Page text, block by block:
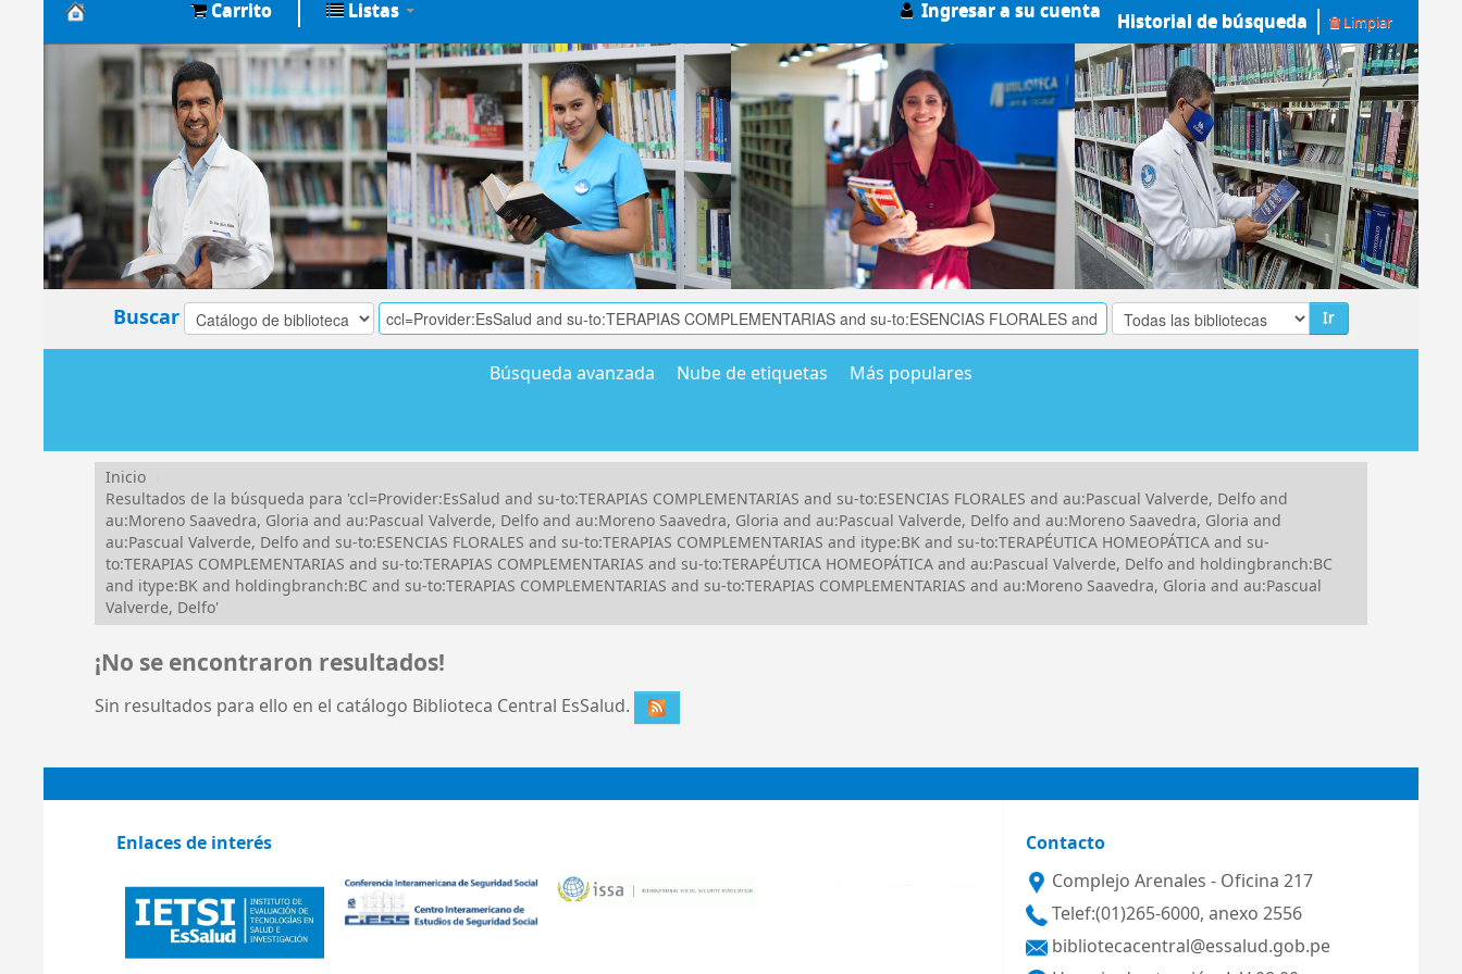
Biblioteca
Central
EsSalud
Carrito Listas Ingresar a su cuenta Historial de búsqueda Limpiar
Buscar Ir
Búsqueda avanzada Nube de etiquetas Más populares
Inicio
Resultados de la búsqueda para 'ccl=Provider:EsSalud and su-to:TERAPIAS COMPLEMENTARIAS and su-to:ESENCIAS FLORALES and au:Pascual Valverde, Delfo and
au:Moreno Saavedra, Gloria and au:Pascual Valverde, Delfo and au:Moreno Saavedra, Gloria and au:Pascual Valverde, Delfo and au:Moreno Saavedra, Gloria and
au:Pascual Valverde, Delfo and su-to:ESENCIAS FLORALES and su-to:TERAPIAS COMPLEMENTARIAS and itype:BK and su-to:TERAPÉUTICA HOMEOPÁTICA and su-
to:TERAPIAS COMPLEMENTARIAS and su-to:TERAPIAS COMPLEMENTARIAS and su-to:TERAPÉUTICA HOMEOPÁTICA and au:Pascual Valverde, Delfo and holdingbranch:BC
and itype:BK and holdingbranch:BC and su-to:TERAPIAS COMPLEMENTARIAS and su-to:TERAPIAS COMPLEMENTARIAS and au:Moreno Saavedra, Gloria and au:Pascual
Valverde, Delfo'
¡No se encontraron resultados!
Sin resultados para ello en el catálogo Biblioteca Central EsSalud.
Enlaces de interés
Contacto
Complejo Arenales - Oficina 217
Telef:(01)265-6000, anexo 2556
bibliotecacentral@essalud.gob.pe